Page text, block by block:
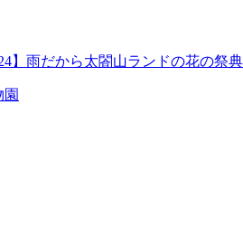
】雨だから太閤山ランドの花の祭